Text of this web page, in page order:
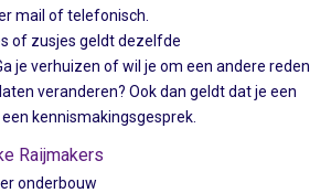
mail of telefonisch.
of zusjes geldt dezelfde
je verhuizen of wil je om een andere reden
veranderen? Ook dan geldt dat je een
kennismakingsgesprek.
Raijmakers
onderbouw